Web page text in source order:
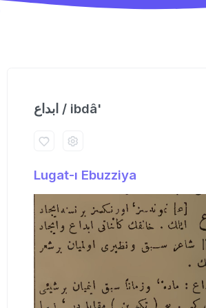
ابداع / ibdâ'
Lugat-ı Ebuzziya